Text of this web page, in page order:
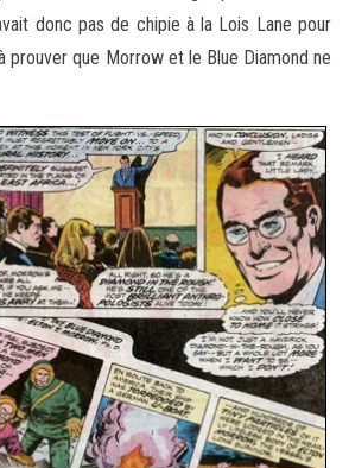
donc pas de chipie à la Lois Lane pour
prouver que Morrow et le Blue Diamond ne